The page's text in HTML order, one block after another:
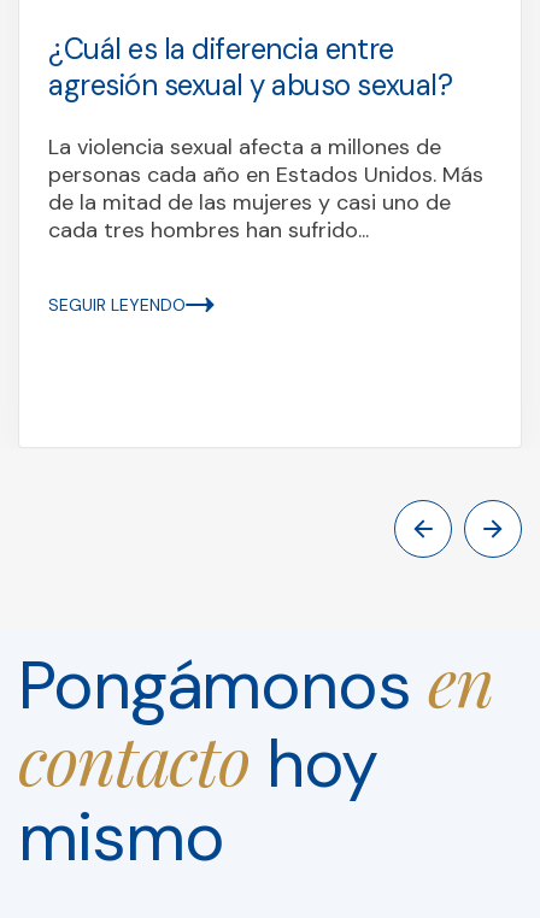
¿Cuál es la diferencia entre
agresión sexual y abuso sexual?
La violencia sexual afecta a millones de
personas cada año en Estados Unidos. Más
de la mitad de las mujeres y casi uno de
cada tres hombres han sufrido...
SEGUIR LEYENDO
Pongámonos en
contacto hoy
mismo